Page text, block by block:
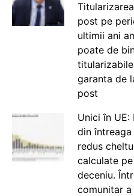
post pe
ultimii ani
poate de
garanta de
post
Unici în UE:
din întreaga
redus
calculate
deceniu.
comunitar